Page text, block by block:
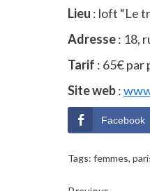
Lieu : loft “Le
Adresse: 18,
Tarif : 65€ par
Site web:
Facebook
Tags: femmes,